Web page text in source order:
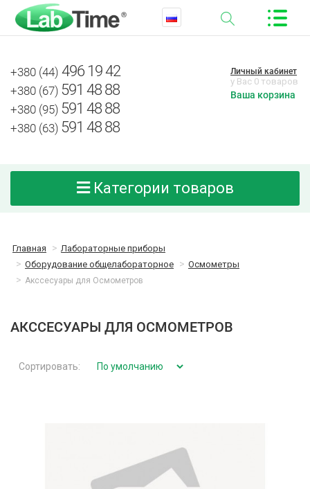
+380 (44) 496 19 42
+380 (67) 591 48 88
+380 (95) 591 48 88
+380 (63) 591 48 88
Личный кабинет
у Вас 0 товаров
Ваша корзина
Категории товаров
Главная
Лабораторные приборы
Оборудование общелабораторное
Осмометры
Акссесуары для Осмометров
АКССЕСУАРЫ ДЛЯ ОСМОМЕТРОВ
Сортировать: